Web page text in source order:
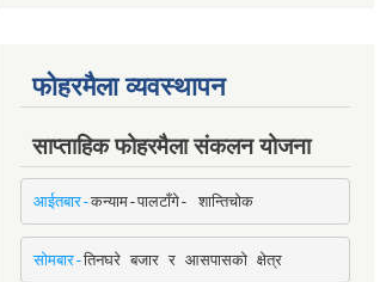
9851034034]
फोहरमैला व्यवस्थापन
साप्ताहिक फोहरमैला संकलन योजना
आईतबार-कन्याम-पालटाँगे- शान्तिचोक
सोमबार-तिनघरे बजार र आसपासको क्षेत्र